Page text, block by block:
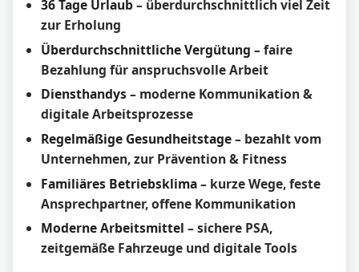
36 Tage Urlaub– überdurchschnittlich viel Zeit
zur Erholung
Überdurchschnittliche Vergütung – faire
Bezahlung für anspruchsvolle Arbeit
Diensthandys– moderne Kommunikation &
digitale Arbeitsprozesse
Regelmäßige Gesundheitstage– bezahlt vom
Unternehmen, zur Prävention & Fitness
Familiäres Betriebsklima– kurze Wege, feste
Ansprechpartner, offene Kommunikation
Moderne Arbeitsmittel – sichere PSA,
zeitgemäße Fahrzeuge und digitale Tools